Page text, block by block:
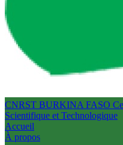
CNRST BURKINA FASO
Scientifique et Technologique
Accueil
À propos